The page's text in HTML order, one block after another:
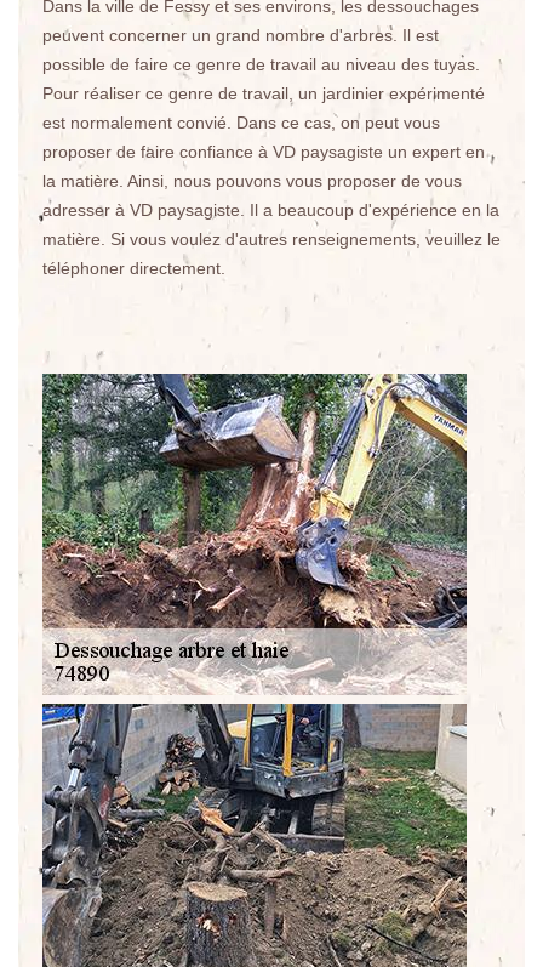
Dans la ville de Fessy et ses environs, les dessouchages
peuvent concerner un grand nombre d'arbres. Il est
possible de faire ce genre de travail au niveau des tuyas.
Pour réaliser ce genre de travail, un jardinier expérimenté
est normalement convié. Dans ce cas, on peut vous
proposer de faire confiance à VD paysagiste un expert en
la matière. Ainsi, nous pouvons vous proposer de vous
adresser à VD paysagiste. Il a beaucoup d'expérience en la
matière. Si vous voulez d'autres renseignements, veuillez le
téléphoner directement.